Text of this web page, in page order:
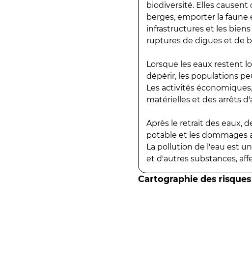
biodiversité. Elles
berges, emporter la faune
infrastructures et les
ruptures de digues et de
Lorsque les eaux restent
dépérir, les populations
Les activités
matérielles et des arrêts
Après le retrait des eaux,
potable et les dommages
La pollution de l'eau est
et d'autres substances,
Cartographie des